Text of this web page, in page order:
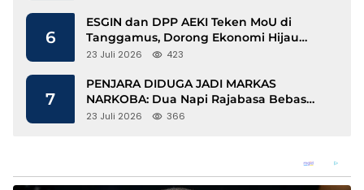
6
ESGIN dan DPP AEKI Teken MoU di
Tanggamus, Dorong Ekonomi Hijau
Berbasis Kopi dan Perdagangan Karbon
23 Juli 2026 423
7
PENJARA DIDUGA JADI MARKAS
NARKOBA: Dua Napi Rajabasa Bebas
Gunakan HP, Muncul Dugaan
23 Juli 2026 366